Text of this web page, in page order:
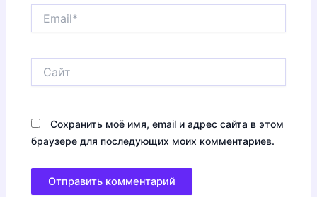
Сохранить моё имя, email и адрес сайта в этом
браузере для последующих моих комментариев.